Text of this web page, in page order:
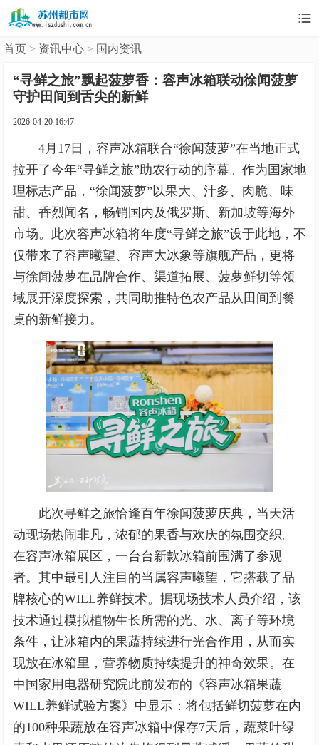

首页 > 资讯中心 > 国内资讯
“寻鲜之旅”飘起菠萝香：容声冰箱联动徐闻菠萝
守护田间到舌尖的新鲜
2026-04-20 16:47
4月17日，容声冰箱联合“徐闻菠萝”在当地正式
拉开了今年“寻鲜之旅”助农行动的序幕。作为国家地
理标志产品，“徐闻菠萝”以果大、汁多、肉脆、味
甜、香烈闻名，畅销国内及俄罗斯、新加坡等海外
市场。此次容声冰箱将年度“寻鲜之旅”设于此地，不
仅带来了容声曦望、容声大冰象等旗舰产品，更将
与徐闻菠萝在品牌合作、渠道拓展、菠萝鲜切等领
域展开深度探索，共同助推特色农产品从田间到餐
桌的新鲜接力。
此次寻鲜之旅恰逢百年徐闻菠萝庆典，当天活
动现场热闹非凡，浓郁的果香与欢庆的氛围交织。
在容声冰箱展区，一台台新款冰箱前围满了参观
者。其中最引人注目的当属容声曦望，它搭载了品
牌核心的WILL养鲜技术。据现场技术人员介绍，该
技术通过模拟植物生长所需的光、水、离子等环境
条件，让冰箱内的果蔬持续进行光合作用，从而实
现放在冰箱里，营养物质持续提升的神奇效果。在
中国家用电器研究院此前发布的《容声冰箱果蔬
WILL养鲜试验方案》中显示：将包括鲜切菠萝在内
的100种果蔬放在容声冰箱中保存7天后，蔬菜叶绿